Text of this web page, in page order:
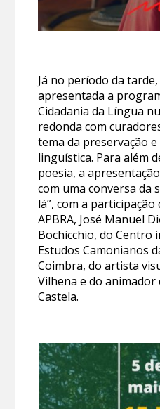
Já no período da
apresentada a
Cidadania da Língua
redonda com
tema da preservação
linguística. Para além
poesia, a
com uma conversa da
lá”, com a
APBRA, José Manuel
Bochicchio, do
Estudos Camonianos
Coimbra, do artista
Vilhena e do
Castela.